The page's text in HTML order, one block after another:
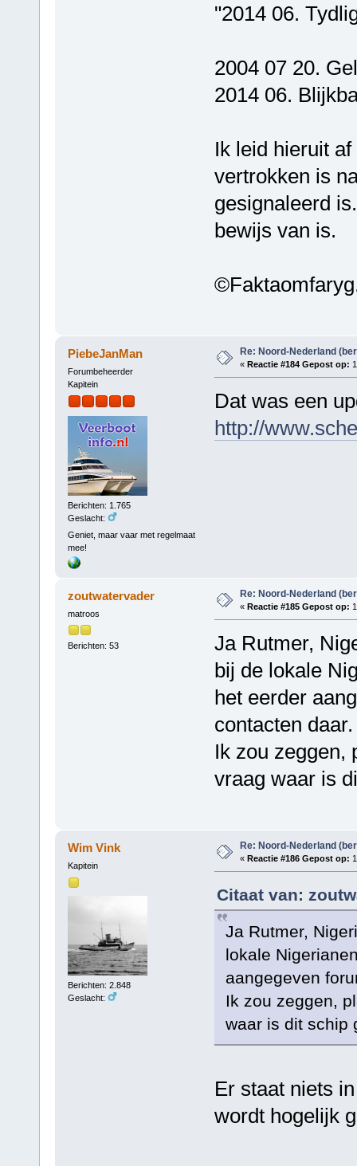
"2014 06.
2004 07 20.
2014 06.
Ik leid hieruit
vertrokken is
gesignaleerd
bewijs van is.
PiebeJanMan
Forumbeheerder
Kapitein
Berichten: 1.765
Geslacht:
Geniet, maar vaar met regelmaat
mee!
Re: Noord-Nederland
« Reactie #184 Gepost op:
Dat was een
http://
zoutwatervader
matroos
Berichten: 53
Re: Noord-Nederland
« Reactie #185 Gepost op:
Ja Rutmer,
bij de lokale
het eerder
contacten daar.
Ik zou zeggen,
vraag waar is
Wim Vink
Kapitein
Berichten: 2.848
Geslacht:
Re: Noord-Nederland
« Reactie #186 Gepost op:
Citaat van:
Ja Rutmer,
lokale
aangegeven
Ik zou zeggen,
waar is dit schip
Er staat niets
wordt hogelijk